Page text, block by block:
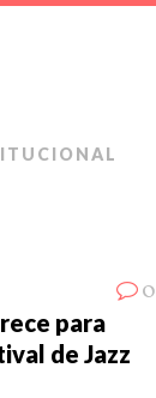
0
para
de Jazz